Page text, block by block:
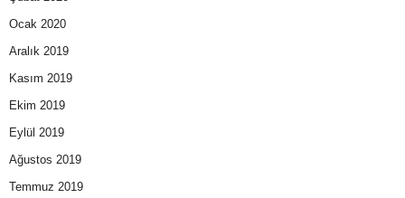
Ocak 2020
Aralık 2019
Kasım 2019
Ekim 2019
Eylül 2019
Ağustos 2019
Temmuz 2019